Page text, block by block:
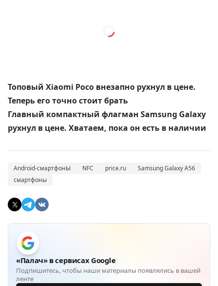
Топовый Xiaomi Poco внезапно рухнул в цене.
Теперь его точно стоит брать
Главный компактный флагман Samsung Galaxy
рухнул в цене. Хватаем, пока он есть в наличии
Android-смартфонЫ NFC price.ru
Samsung Galaxy A56
смартфоны
«Палач» в сервисах Google
Подпишитесь, чтобы наши материалы появлялись в вашей
ленте